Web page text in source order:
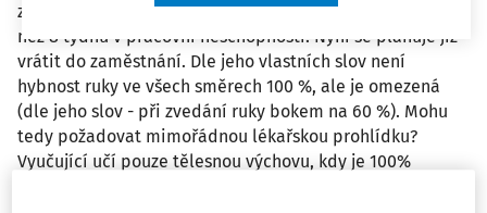
způsobil úraz (horní končetina). Z tohoto důvodu byl více
než 8 týdnů v pracovní neschopnosti. Nyní se plánuje již
vrátit do zaměstnání. Dle jeho vlastních slov není
hybnost ruky ve všech směrech 100 %, ale je omezená
(dle jeho slov - při zvedání ruky bokem na 60 %). Mohu
tedy požadovat mimořádnou lékařskou prohlídku?
Vyučující učí pouze tělesnou výchovu, kdy je 100%